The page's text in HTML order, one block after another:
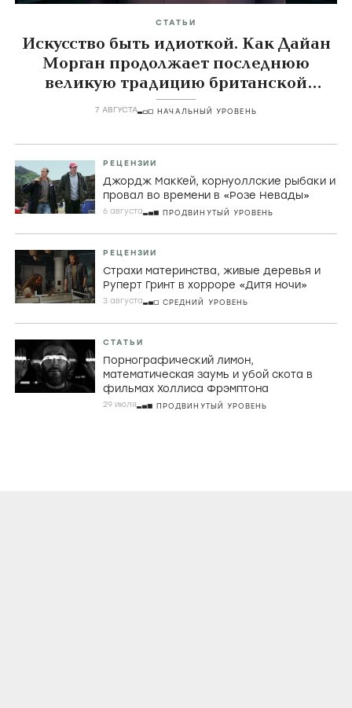
СТАТЬИ
Искусство быть идиоткой. Как Дайан
Морган продолжает последнюю
великую традицию британской
комедии
7 АВГУСТА НАЧАЛЬНЫЙ УРОВЕНЬ
РЕЦЕНЗИИ
Джордж МакКей, корнуоллские рыбаки и
провал во времени в «Розе Невады»
6 августа ПРОДВИНУТЫЙ УРОВЕНЬ
РЕЦЕНЗИИ
Страхи материнства, живые деревья и
Руперт Гринт в хорроре «Дитя ночи»
3 августа СРЕДНИЙ УРОВЕНЬ
СТАТЬИ
Порнографический лимон,
математическая заумь и убой скота в
фильмах Холлиса Фрэмптона
29 июля ПРОДВИНУТЫЙ УРОВЕНЬ